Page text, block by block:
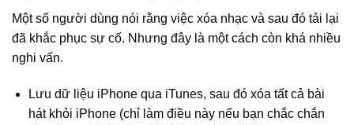
Một số người dùng nói rằng việc xóa nhạc và sau đó tải lại
đã khắc phục sự cố. Nhưng đây là một cách còn khá nhiều
nghi vấn.
Lưu dữ liệu iPhone qua iTunes, sau đó xóa tất cả bài
hát khỏi iPhone (chỉ làm điều này nếu bạn chắc chắn